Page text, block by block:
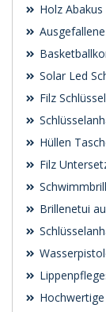
Holz Abakus
Solar Led
Filz
Hüllen
Filz
Brillenetui